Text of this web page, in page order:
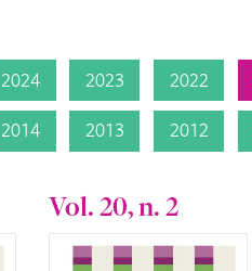
2024 2023 2022
2014 2013 2012
Vol. 20, n. 2